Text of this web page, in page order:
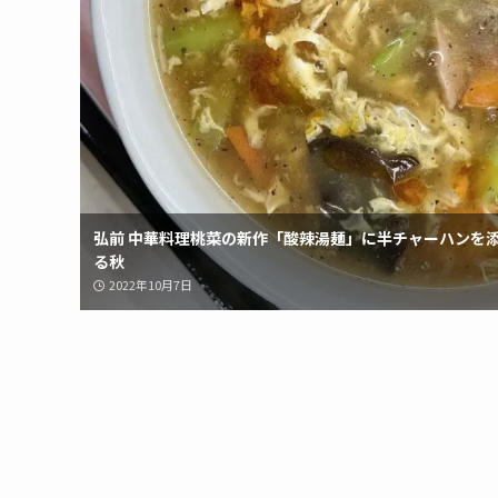
弘前 中華料理桃菜の新作「酸辣湯麺」に半チャーハンを
る秋
2022年10月7日